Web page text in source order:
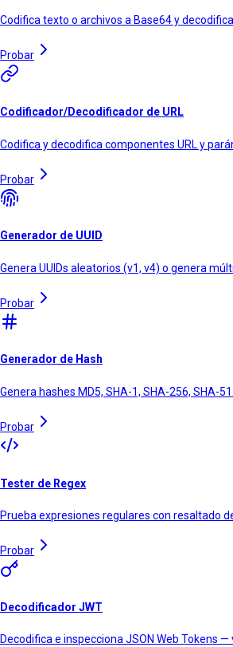
Codifica texto o archivos a Base64 y
Probar
Codificador/Decodificador de URL
Codifica y decodifica componentes URL y
Probar
Generador de UUID
Genera UUIDs aleatorios (v1, v4) o genera
Probar
Generador de Hash
Genera hashes MD5, SHA-1, SHA-256, SHA-
Probar
Tester de Regex
Prueba expresiones regulares con resaltado
Probar
Decodificador JWT
Decodifica e inspecciona JSON Web Tokens